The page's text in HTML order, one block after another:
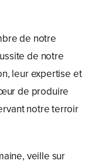
de notre
de notre
leur expertise et
de produire
notre terroir
veille sur